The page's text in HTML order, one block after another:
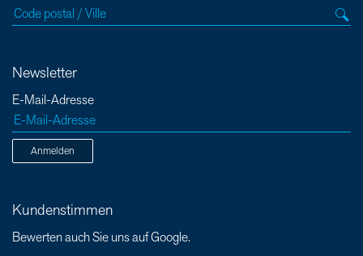
Newsletter
E-Mail-Adresse
Anmelden
Kundenstimmen
Bewerten auch Sie uns auf Google.